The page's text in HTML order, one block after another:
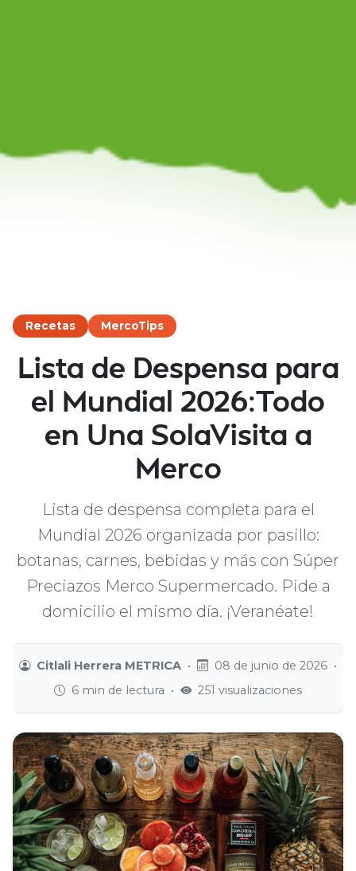
Recetas MercoTips
Lista de Despensa para
el Mundial 2026:Todo
en Una SolaVisita a
Merco
Lista de despensa completa para el
Mundial 2026 organizada por pasillo:
botanas, carnes, bebidas y más con Súper
Preciazos Merco Supermercado. Pide a
domicilio el mismo día. ¡Veranéate!
Citlali Herrera METRICA • 08 de junio de 2026 •
6 min de lectura • 251 visualizaciones